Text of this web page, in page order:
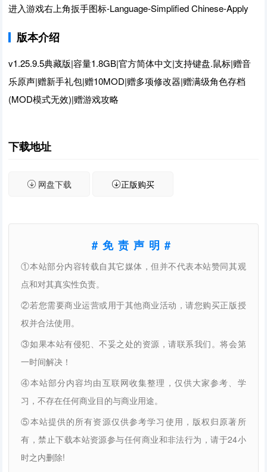
进入游戏右上角扳手图标-Language-Simplified Chinese-Apply
版本介绍
v1.25.9.5典藏版|容量1.8GB|官方简体中文|支持键盘.鼠标|赠音
乐原声|赠新手礼包|赠10MOD|赠多项修改器|赠满级角色存档
(MOD模式无效)|赠游戏攻略
下载地址
网盘下载 正版购买
#免责声明#
①本站部分内容转载自其它媒体，但并不代表本站赞同其观
点和对其真实性负责。
②若您需要商业运营或用于其他商业活动，请您购买正版授
权并合法使用。
③如果本站有侵犯、不妥之处的资源，请联系我们。将会第
一时间解决！
④本站部分内容均由互联网收集整理，仅供大家参考、学
习，不存在任何商业目的与商业用途。
⑤本站提供的所有资源仅供参考学习使用，版权归原著所
有，禁止下载本站资源参与任何商业和非法行为，请于24小
时之内删除!